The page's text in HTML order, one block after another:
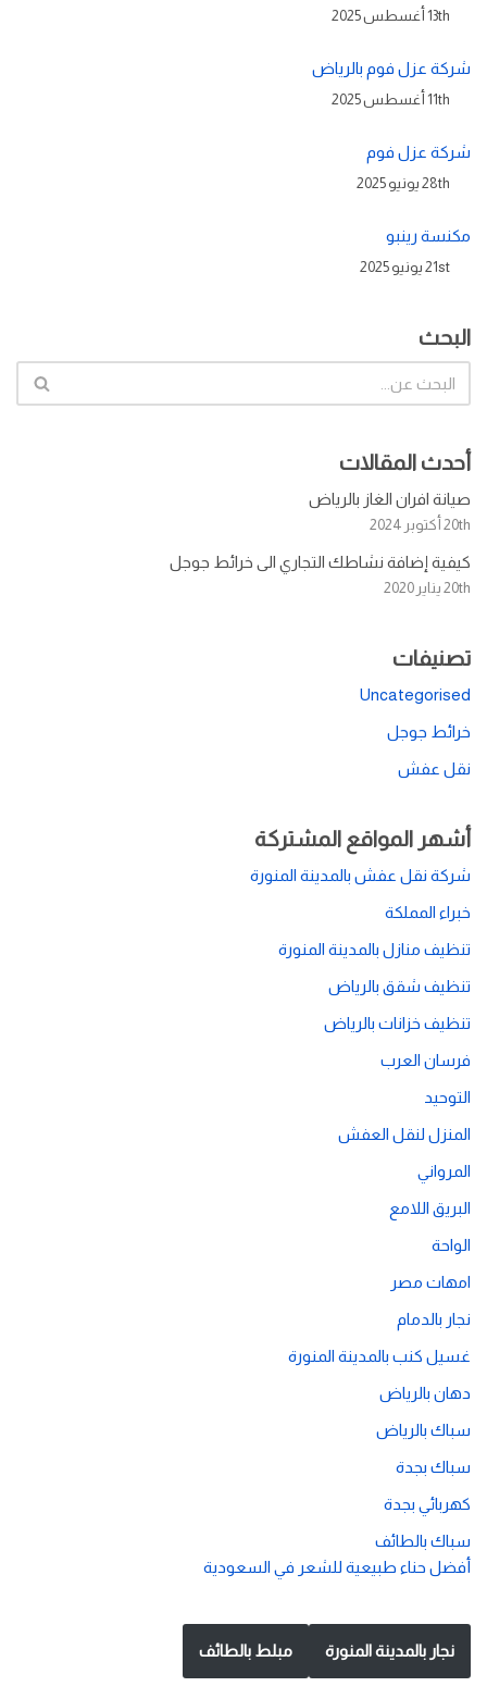
13th أغسطس 2025
شركة عزل فوم بالرياض
11th أغسطس 2025
شركة عزل فوم
28th يونيو 2025
مكنسة رينبو
21st يونيو 2025
البحث
أحدث المقالات
صيانة افران الغاز بالرياض
20th أكتوبر 2024
كيفية إضافة نشاطك التجاري الى خرائط جوجل
20th يناير 2020
تصنيفات
Uncategorised
خرائط جوجل
نقل عفش
أشهر المواقع المشتركة
شركة نقل عفش بالمدينة المنورة
خبراء المملكة
تنظيف منازل بالمدينة المنورة
تنظيف شقق بالرياض
تنظيف خزانات بالرياض
فرسان العرب
التوحيد
المنزل لنقل العفش
المرواني
البريق اللامع
الواحة
امهات مصر
نجار بالدمام
غسيل كنب بالمدينة المنورة
دهان بالرياض
سباك بالرياض
سباك بجدة
كهربائي بجدة
سباك بالطائف
أفضل حناء طبيعية للشعر في السعودية
نجار بالمدينة المنورة مبلط بالطائف